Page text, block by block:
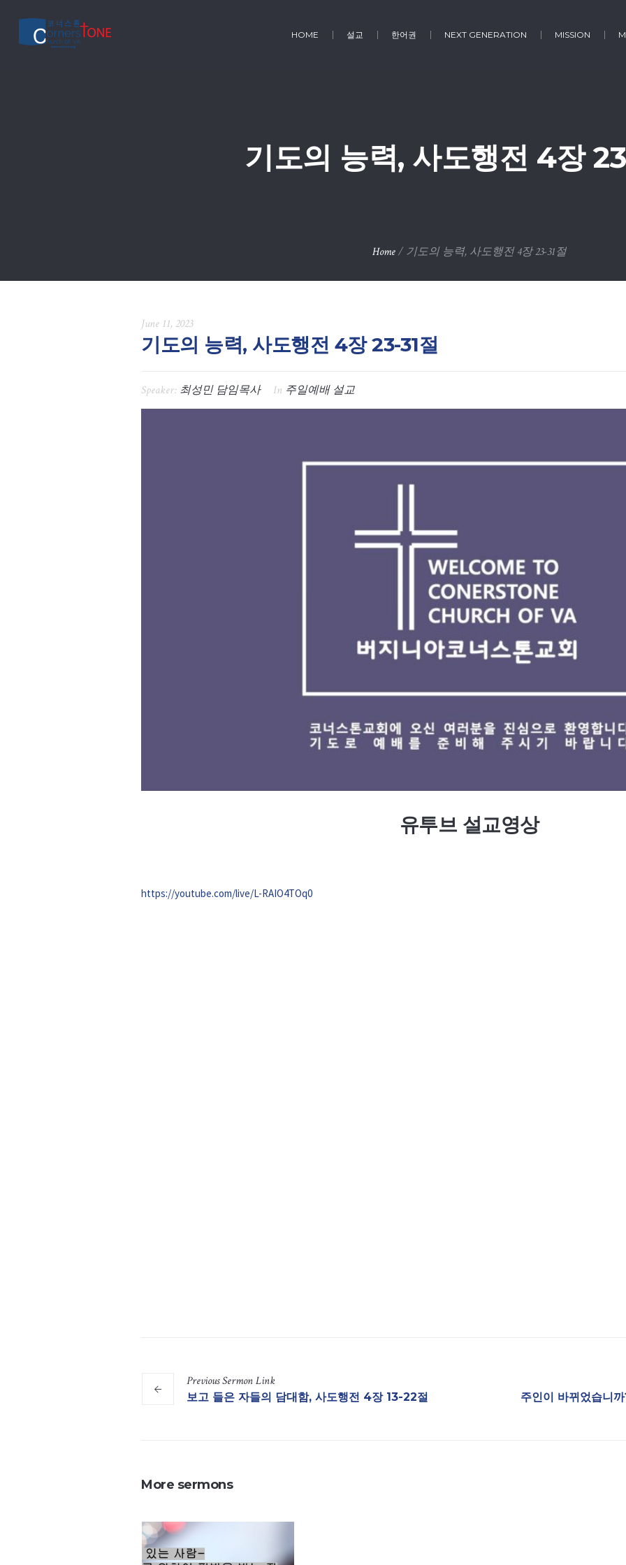
HOME 설교 한어권 NEXT GENERATION MISSION
기도의 능력, 사도행전 4장
Home/ 기도의 능력, 사도행전 4장 23-31절
June 11, 2023
기도의 능력, 사도행전 4장 23-31절
Speaker: 최성민 담임목사 In 주일예배 설교
유투브 설교영상
https://youtube.com/live/L-RAIO4TOq0
PreviousSermonLink
보고 들은 자들의 담대함, 사도행전 4장 13-22절 주인이 바뀌었습니
More sermons